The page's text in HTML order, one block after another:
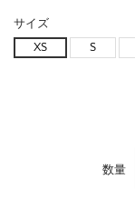
サイズ
XS
S
数量